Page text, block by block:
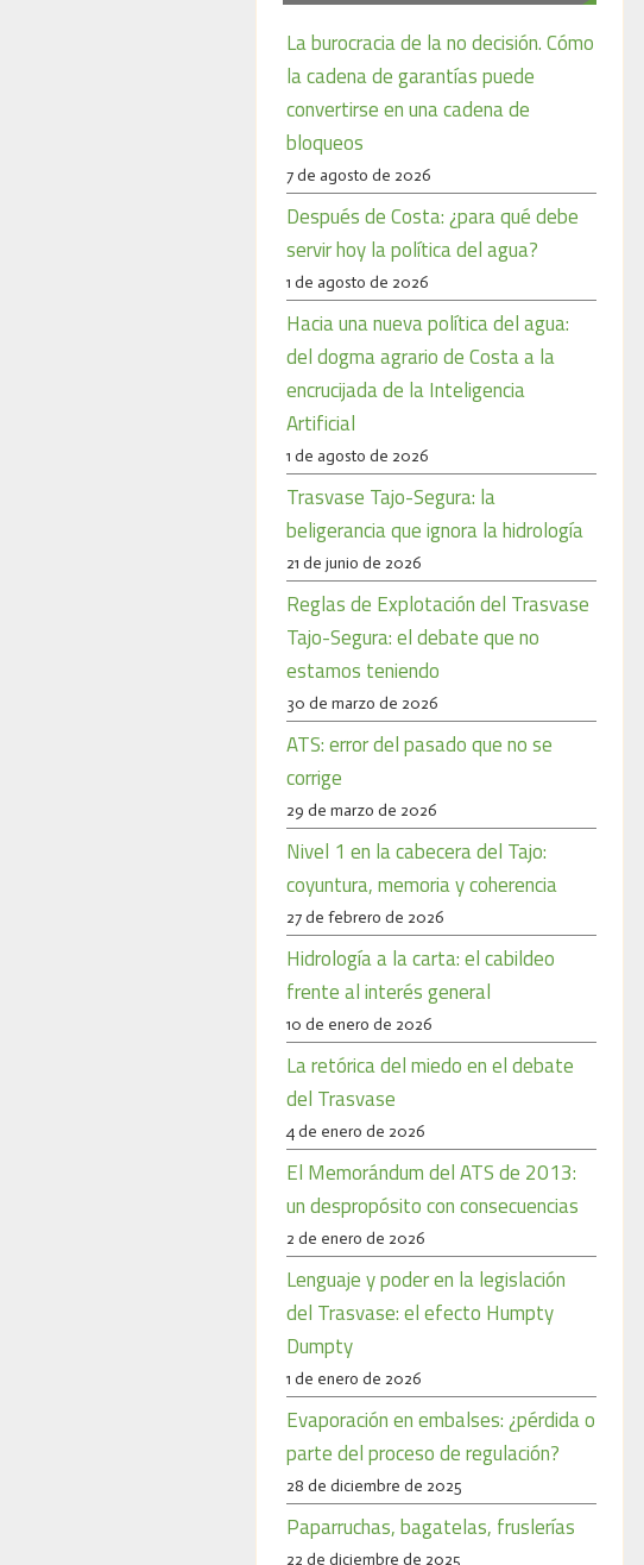
La burocracia de la no decisión. Cómo
la cadena de garantías puede
convertirse en una cadena de
bloqueos
7 de agosto de 2026
Después de Costa: ¿para qué debe
servir hoy la política del agua?
1 de agosto de 2026
Hacia una nueva política del agua:
del dogma agrario de Costa a la
encrucijada de la Inteligencia
Artificial
1 de agosto de 2026
Trasvase Tajo-Segura: la
beligerancia que ignora la hidrología
21 de junio de 2026
Reglas de Explotación del Trasvase
Tajo-Segura: el debate que no
estamos teniendo
30 de marzo de 2026
ATS: error del pasado que no se
corrige
29 de marzo de 2026
Nivel 1 en la cabecera del Tajo:
coyuntura, memoria y coherencia
27 de febrero de 2026
Hidrología a la carta: el cabildeo
frente al interés general
10 de enero de 2026
La retórica del miedo en el debate
del Trasvase
4 de enero de 2026
El Memorándum del ATS de 2013:
un despropósito con consecuencias
2 de enero de 2026
Lenguaje y poder en la legislación
del Trasvase: el efecto Humpty
Dumpty
1 de enero de 2026
Evaporación en embalses: ¿pérdida o
parte del proceso de regulación?
28 de diciembre de 2025
Paparruchas, bagatelas, fruslerías
22 de diciembre de 2025